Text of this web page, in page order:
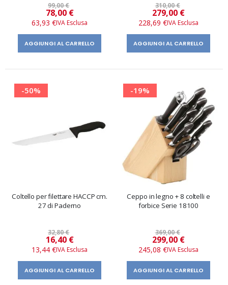
99,00 €
Prezzo
speciale
78,00 €
63,93 €
AGGIUNGI AL CARRELLO
310,00 €
Prezzo
speciale
279,00 €
228,69 €
AGGIUNGI AL CARRELLO
-50%
Coltello per filettare HACCP cm.
27 di Paderno
32,80 €
Prezzo
speciale
16,40 €
13,44 €
AGGIUNGI AL CARRELLO
-19%
Ceppo in legno + 8 coltelli e
forbice Serie 18100
369,00 €
Prezzo
speciale
299,00 €
245,08 €
AGGIUNGI AL CARRELLO